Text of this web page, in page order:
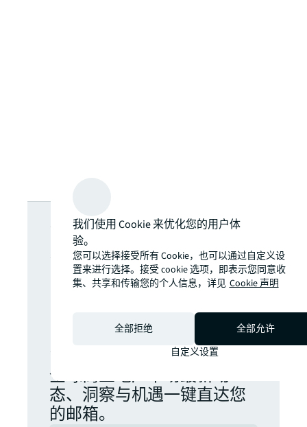
希望获取更多
洞察？即刻订
阅，最新资讯
尽在掌握。
全球商业地产市场最新动
态、洞察与机遇一键直达您
的邮箱。
我们使用 Cookie 来优化您的用户体
验。
您可以选择接受所有 Cookie，也可以通过自定义设
置来进行选择。接受 cookie 选项，即表示您同意收
集、共享和传输您的个人信息，详见 Cookie 声明
全部拒绝
全部允许
自定义设置